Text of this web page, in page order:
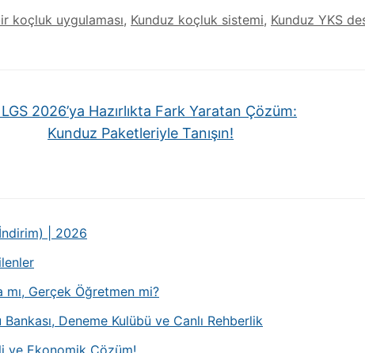
koçluk uygulaması, Kunduz koçluk sistemi, Kunduz YKS
LGS 2026’ya Hazırlıkta Fark Yaratan Çözüm:
Kunduz Paketleriyle Tanışın!
| 2026
Gerçek Öğretmen mi?
Deneme Kulübü ve Canlı Rehberlik
ve Ekonomik Çözüm!